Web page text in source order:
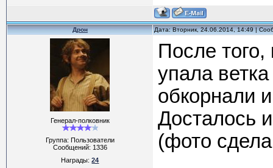
Дрон Дата: Вторник, 24.06.2014, 14:49 |
Генерал-полковник
Группа: Пользователи
Сообщений:1336
Награды:24
После того,
упала
обкорнали
Досталось
(фото